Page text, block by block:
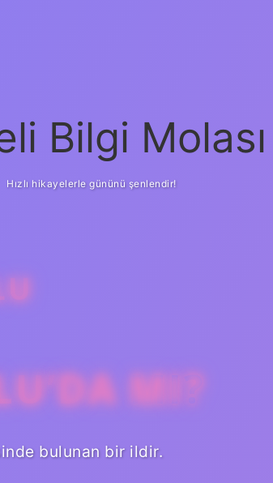
Bilgi Molası
Hızlı hikayelerle gününü şenlendir!
MI?
bulunan bir ildir.